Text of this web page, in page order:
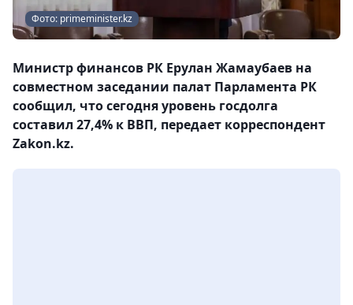
Фото: primeminister.kz
Министр финансов РК Ерулан Жамаубаев на
совместном заседании палат Парламента РК
сообщил, что сегодня уровень госдолга
составил 27,4% к ВВП, передает корреспондент
Zakon.kz.